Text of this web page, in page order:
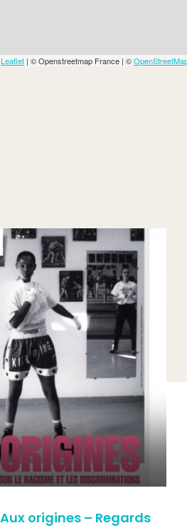
Leaflet | © Openstreetmap France | ©
origines – Regards